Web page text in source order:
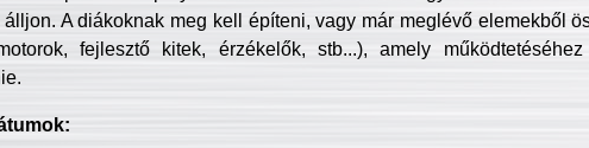
A diákoknak meg kell építeni, vagy már meglévő elemekből
fejlesztő kitek, érzékelők, stb...), amely